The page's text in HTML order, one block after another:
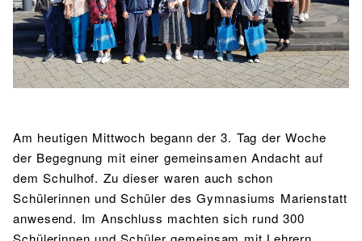
BIBLIOTHEK
Bibliothek Bibliothekskatalog
Schulbuchausleihe
Lehrmittelfreiheit
Buchempfehlungen
Mensa & Bistro Speiseplan
Ernährungskonzept
Food Scouts
FAQs
SPORT
Sport als Leistungsfach Exkursionen
Wettkämpfe
Am heutigen Mittwoch begann der 3. Tag der Woche
der Begegnung mit einer gemeinsamen Andacht auf
dem Schulhof. Zu dieser waren auch schon
Schülerinnen und Schüler des Gymnasiums Marienstatt
anwesend. Im Anschluss machten sich rund 300